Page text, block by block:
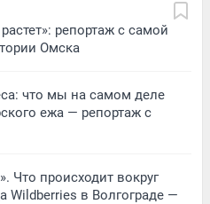
репортаж с самой
Омска
что мы на самом деле
ежа — репортаж с
Что происходит вокруг
Wildberries в Волгограде —